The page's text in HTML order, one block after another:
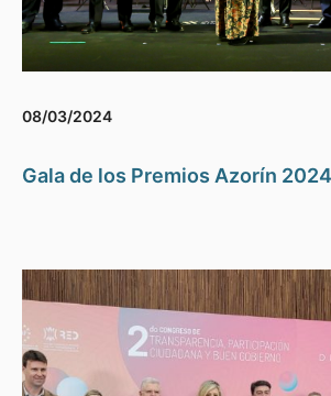
08/03/2024
Gala de los Premios Azorín 2024